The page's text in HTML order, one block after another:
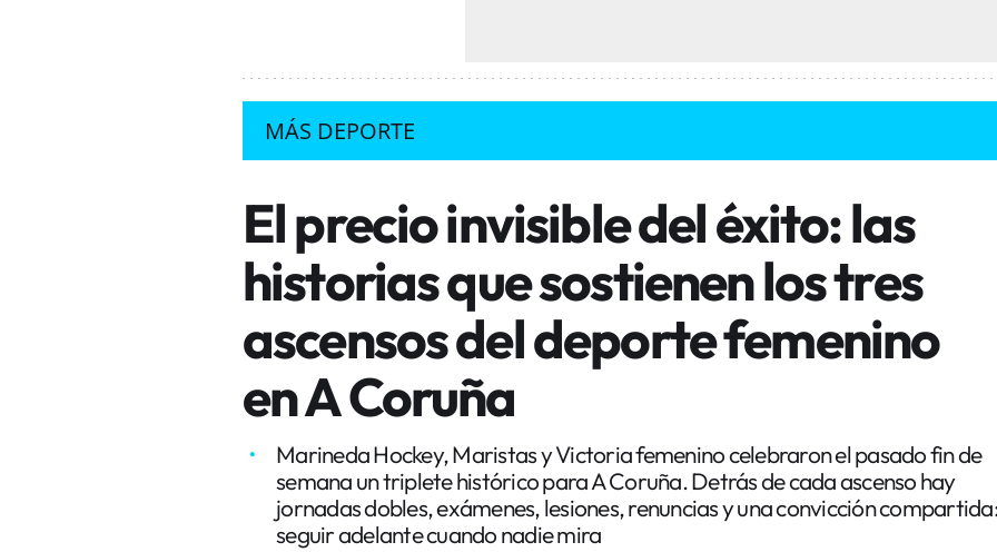
MÁS DEPORTE
El precio invisible del éxito: las
historias que sostienen los tres
ascensos del deporte femenino
en A Coruña
Marineda Hockey, Maristas y Victoria femenino celebraron el pasado fin de
semana un triplete histórico para A Coruña. Detrás de cada ascenso hay
jornadas dobles, exámenes, lesiones, renuncias y una convicción
seguir adelante cuando nadie mira